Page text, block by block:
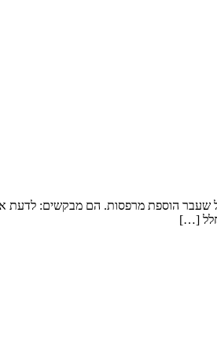
ומארח משפחה ענפה. שטח הדירה: דירה שלמה של כ-120 מ”ר ומרפסת גדולה, מגדל
[…]